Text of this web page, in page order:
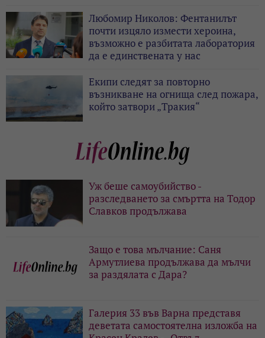
Любомир Николов: Фентанилът
почти изцяло измести хероина,
възможно е разбитата лаборатория
да е единствената у нас
Екипи следят за повторно
възникване на огнища след пожара,
който затвори „Тракия“
Уж беше самоубийство -
разследването за смъртта на Тодор
Славков продължава
Защо е това мълчание: Саня
Армутлиева продължава да мълчи
за раздялата с Дара?
Галерия 33 във Варна представя
деветата самостоятелна изложба на